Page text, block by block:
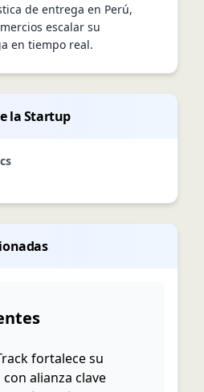
de entrega en Perú,
escalar su
en tiempo real.
la Startup
fortalece su
alianza clave